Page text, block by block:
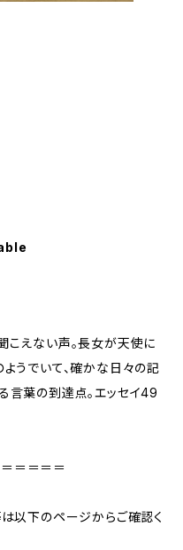
こえない声。長女が天使に
うでいて、確かな日々の記
言葉の到達点。エッセイ49
＝＝＝＝
は以下のページからご確認く